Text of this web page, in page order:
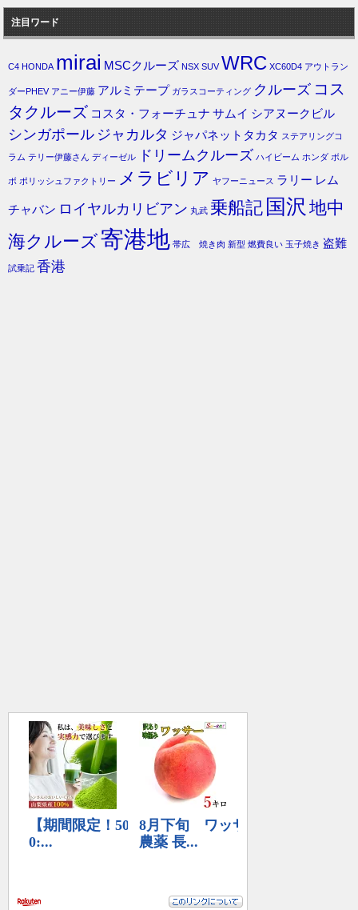
注目ワード
C4 HONDA mirai MSCクルーズ NSX SUV WRC XC60D4 アウトラン
ダーPHEV アニー伊藤 アルミテープ ガラスコーティング クルーズ コス
タクルーズ コスタ・フォーチュナ サムイ シアヌークビル
シンガポール ジャカルタ ジャパネットタカタ ステアリングコ
ラム テリー伊藤さん ディーゼル ドリームクルーズ ハイビーム ホンダ ボル
ボ ポリッシュファクトリー メラビリア ヤフーニュース ラリー レム
チャバン ロイヤルカリビアン 丸武 乗船記 国沢 地中
海クルーズ寄港地 帯広 焼き肉 新型 燃費良い 玉子焼き 盗難
試乗記 香港